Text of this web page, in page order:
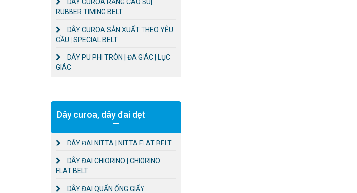
DÂY CUROA RĂNG CAO SU|
RUBBER TIMING BELT
DÂY CUROA SẢN XUẤT THEO YÊU
CẦU | SPECIAL BELT.
DÂY PU PHI TRÒN | ĐA GIÁC | LỤC
GIÁC
Dây curoa, dây đai dẹt
DÂY ĐAI NITTA | NITTA FLAT BELT
DÂY ĐAI CHIORINO | CHIORINO
FLAT BELT
DÂY ĐAI QUẤN ỐNG GIẤY